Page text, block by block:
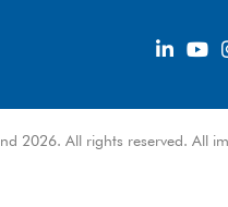
2026. All rights reserved. All